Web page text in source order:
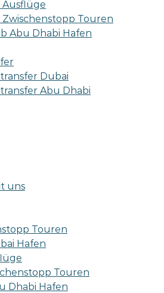
Ausflüge
Touren
Abu Dhabi Hafen
Dubai
Abu Dhabi
uns
Touren
Hafen
Touren
Dhabi Hafen